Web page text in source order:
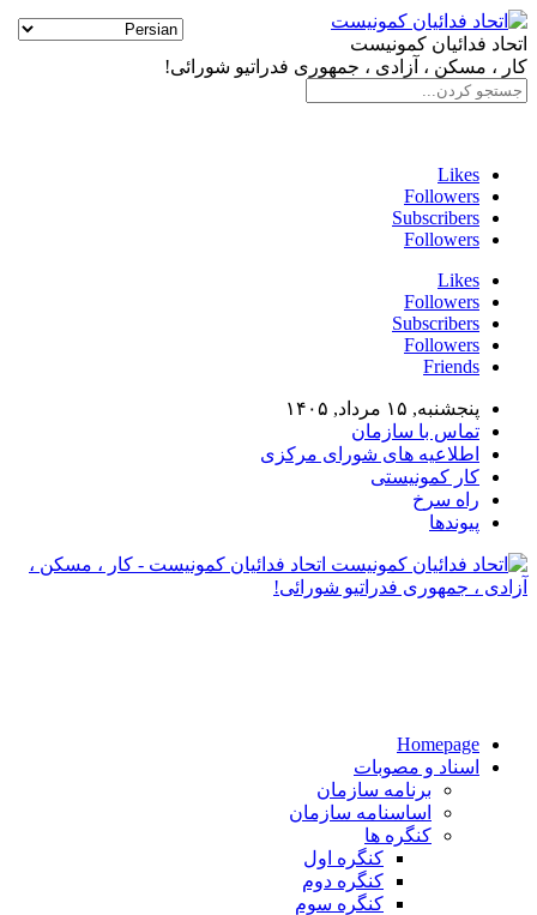
اتحاد فدائیان کمونیست
کار ، مسکن ، آزادی ، جمهوری فدراتیو شورائی!
Likes
Followers
Subscribers
Followers
Likes
Followers
Subscribers
Followers
Friends
پنجشنبه, ۱۵ مرداد, ۱۴۰۵
تماس با سازمان
اطلاعیه های شورای مرکزی
کار کمونیستی
راه سرخ
پیوندها
اتحاد فدائیان کمونیست - کار ، مسکن ،
آزادی ، جمهوری فدراتیو شورائی!
Homepage
اسناد و مصوبات
برنامه سازمان
اساسنامه سازمان
کنگره ها
کنگره اول
کنگره دوم
کنگره سوم